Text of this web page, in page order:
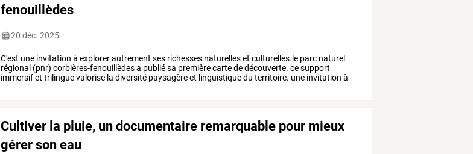
fenouillèdes
20 déc. 2025
C'est une invitation à explorerautrement ses richesses naturelleset culturelles.le parc naturel
régional (pnr) corbières-fenouillèdesa publiésa premièrecartededécouverte. cesupport
immersifet trilinguevalorise la diversité paysagèreet linguistiquedu territoire. une invitation à
explorer
Cultiver la pluie, un documentaire remarquable pour mieux
gérer son eau